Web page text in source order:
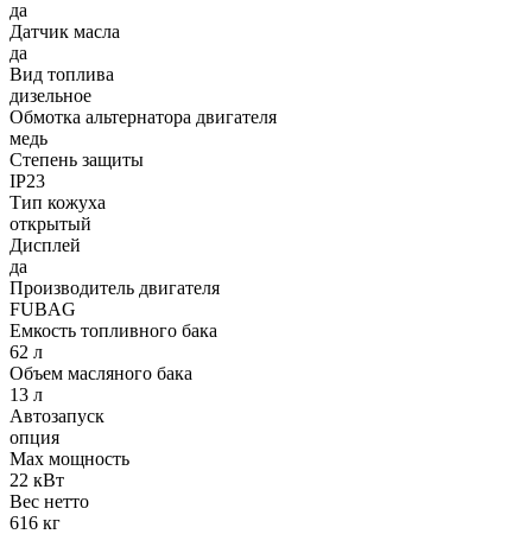
да
Датчик масла
да
Вид топлива
дизельное
Обмотка альтернатора двигателя
медь
Степень защиты
IP23
Тип кожуха
открытый
Дисплей
да
Производитель двигателя
FUBAG
Емкость топливного бака
62 л
Объем масляного бака
13 л
Автозапуск
опция
Max мощность
22 кВт
Вес нетто
616 кг